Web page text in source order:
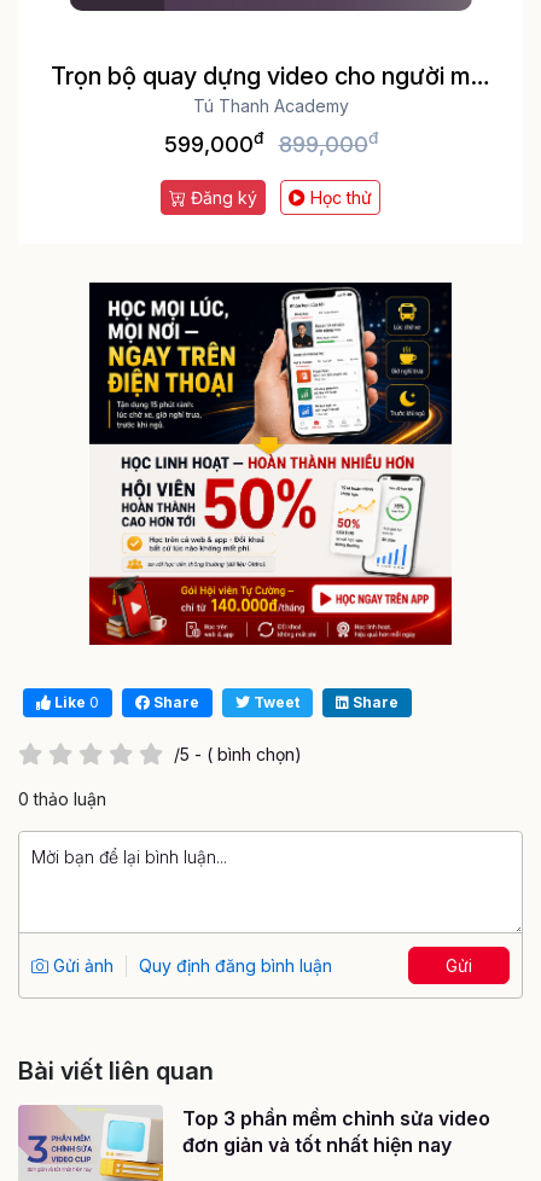
Trọn bộ quay dựng video cho người mới
bắt đầu
Tú Thanh Academy
599,000đ 899,000đ
Đăng ký Học thử
Like 0 Share Tweet Share
/5 - ( bình chọn)
0 thảo luận
Gửi ảnh Quy định đăng bình luận Gửi
Bài viết liên quan
Top 3 phần mềm chỉnh sửa video
đơn giản và tốt nhất hiện nay